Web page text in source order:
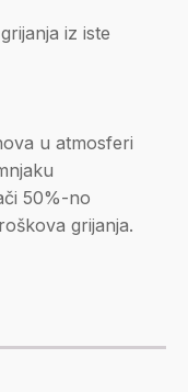
iz iste
u atmosferi
50%-no
grijanja.